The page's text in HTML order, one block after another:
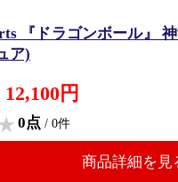
『ドラゴンボール』
ア)
12,100円
0点 / 0件
商品詳細を見